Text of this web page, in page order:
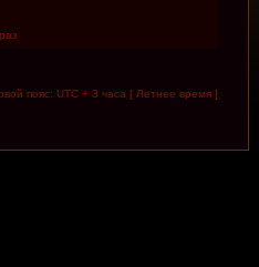
пояс: UTC + 3 часа [ Летнее время ]